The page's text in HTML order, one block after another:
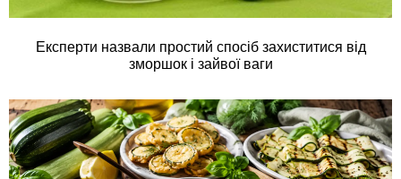
Експерти назвали простий спосіб захиститися від
зморшок і зайвої ваги